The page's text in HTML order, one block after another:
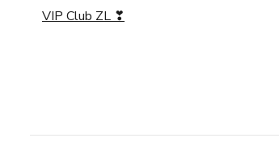
VIP Club ZL ❣